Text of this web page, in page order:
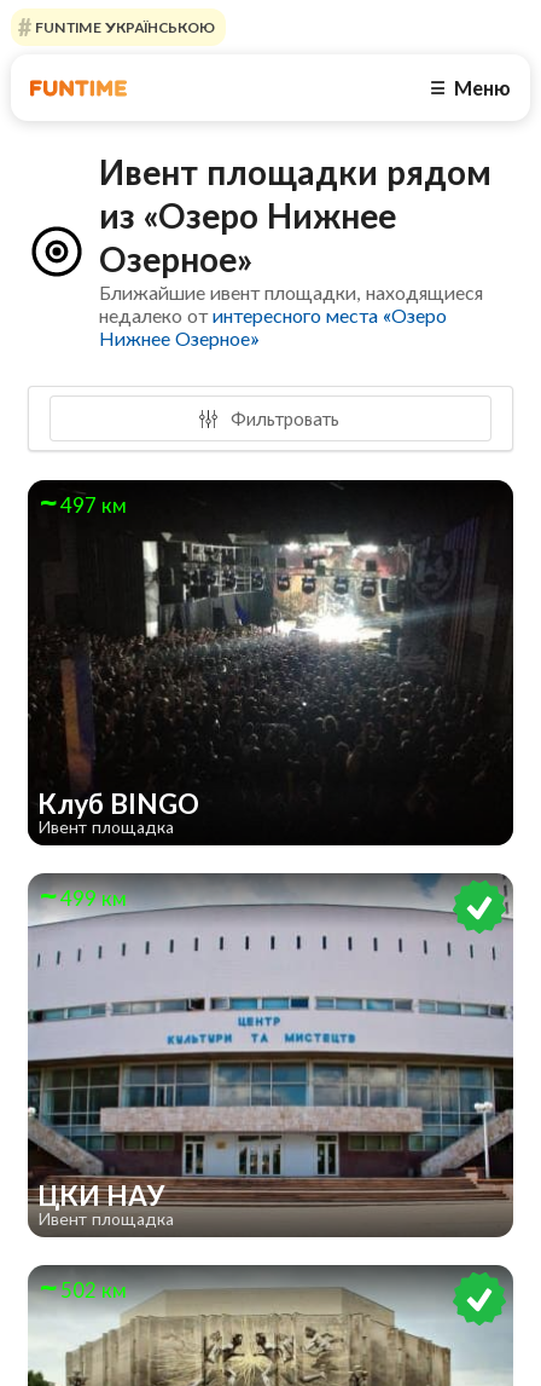
FUNTIME УКРАЇНСЬКОЮ
☰ Меню
Ивент площадки рядом
из «Озеро Нижнее
Озерное»
Ближайшие ивент площадки, находящиеся
недалеко отинтересного места «Озеро
Нижнее Озерное»
Фильтровать
497 км
Клуб BINGO
Ивент площадка
499 км
ЦКИ НАУ
Ивент площадка
502 км